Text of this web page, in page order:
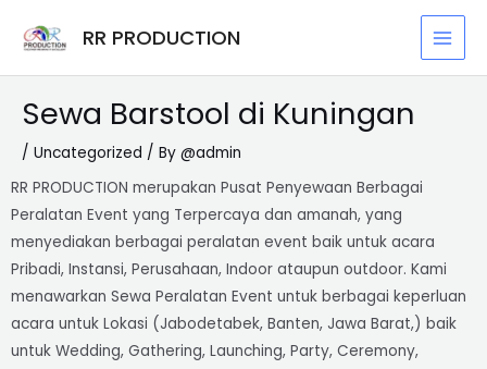
RR PRODUCTION
Sewa Barstool di Kuningan
/ Uncategorized / By @admin
RR PRODUCTION merupakan Pusat Penyewaan Berbagai
Peralatan Event yang Terpercaya dan amanah, yang
menyediakan berbagai peralatan event baik untuk acara
Pribadi, Instansi, Perusahaan, Indoor ataupun outdoor. Kami
menawarkan Sewa Peralatan Event untuk berbagai keperluan
acara untuk Lokasi (Jabodetabek, Banten, Jawa Barat,) baik
untuk Wedding, Gathering, Launching, Party, Ceremony,
navigation